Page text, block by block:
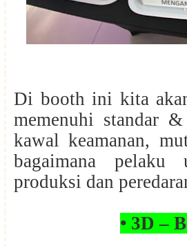
Di booth ini kita
memenuhi standar
kawal keamanan,
bagaimana pelaku
produksi dan
• 3D –